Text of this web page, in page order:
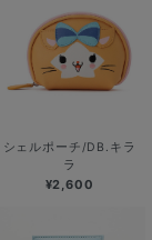
シェルポーチ/DB.キラ
ラ
¥2,600